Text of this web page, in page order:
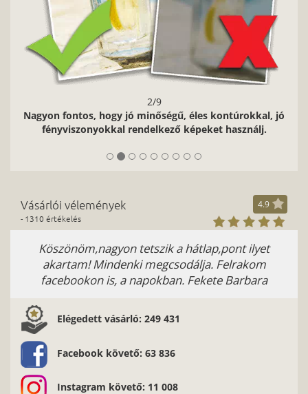
2/9
Nagyon fontos, hogy jó minőségű, éles kontúrokkal, jó
fényviszonyokkal rendelkező képeket használj.
Vásárlói vélemények
- 1310 értékelés
4.9
Köszönöm,nagyon tetszik a hátlap,pont ilyet
akartam! Mindenki megcsodálja. Felrakom
facebookon is, a napokban. Fekete Barbara
Elégedett vásárló: 249 431
Facebook követő: 63 836
Instagram követő: 11 008